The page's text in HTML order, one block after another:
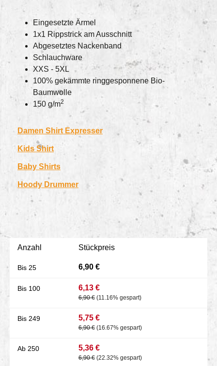
Eingesetzte Ärmel
1x1 Rippstrick am Ausschnitt
Abgesetztes Nackenband
Schlauchware
XXS - 5XL
100% gekämmte ringgesponnene Bio-
Baumwolle
150 g/m2
Damen Shirt Expresser
Kids Shirt
Baby Shirts
Hoody Drummer
Anzahl Stückpreis
Bis 25 6,90 €
Bis 100 6,13 €
6,90 € (11.16% gespart)
Bis 249 5,75 €
6,90 € (16.67% gespart)
Ab 250 5,36 €
6,90 € (22.32% gespart)